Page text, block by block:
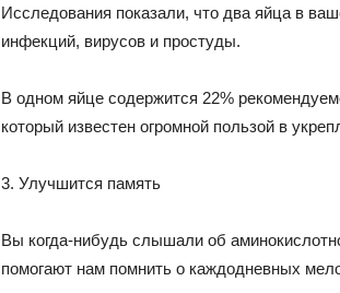
Исследования показали, что два яйца в
инфекций, вирусов и простуды.
В одном яйце содержится 22%
который известен огромной пользой в
3. Улучшится память
Вы когда-нибудь слышали об
помогают нам помнить о каждодневных